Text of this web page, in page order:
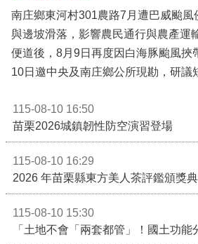
南庄鄉東河村301農路7月遭巴威颱風
與邊坡滑落，影響農民通行與農產運
便道後，8月9日再度因白海豚颱風挾
115-08-10 16:50
苗栗2026城鎮韌性防空演習登場
115-08-10 16:29
115-08-10 15:30